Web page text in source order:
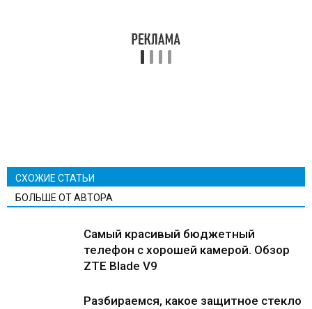
СХОЖИЕ СТАТЬИ
БОЛЬШЕ ОТ АВТОРА
Самый красивый бюджетный
телефон с хорошей камерой. Обзор
ZTE Blade V9
Разбираемся, какое защитное стекло